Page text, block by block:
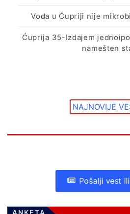
Voda u Ćupriji nije
Ćuprija 35-Izdajem
namešten
NAJNOVIJE
Pošalji vest
ANKETA